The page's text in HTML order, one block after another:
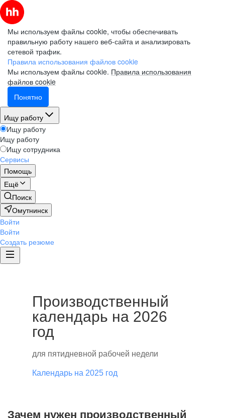
Мы используем файлы cookie, чтобы обеспечивать
правильную работу нашего веб-сайта и анализировать
сетевой трафик.
Правила использования файлов cookie
Мы используем файлы cookie. Правила использования
файлов cookie
Понятно
Ищу работу
Ищу работу
Ищу работу
Ищу сотрудника
Сервисы
Помощь
Ещё
Поиск
Омутнинск
Войти
Войти
Создать резюме
Производственный
календарь на 2026
год
для пятидневной рабочей недели
Календарь на 2025 год
Зачем нужен производственный